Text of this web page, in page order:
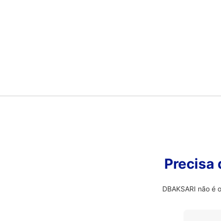
Precisa
DBAKSARI não